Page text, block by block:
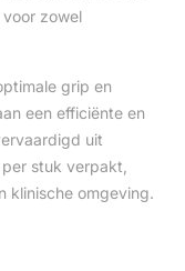
zowel
grip en
een efficiënte en
uit
stuk verpakt,
klinische omgeving.